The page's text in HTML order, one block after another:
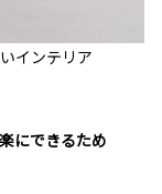
インテリア
にできるため